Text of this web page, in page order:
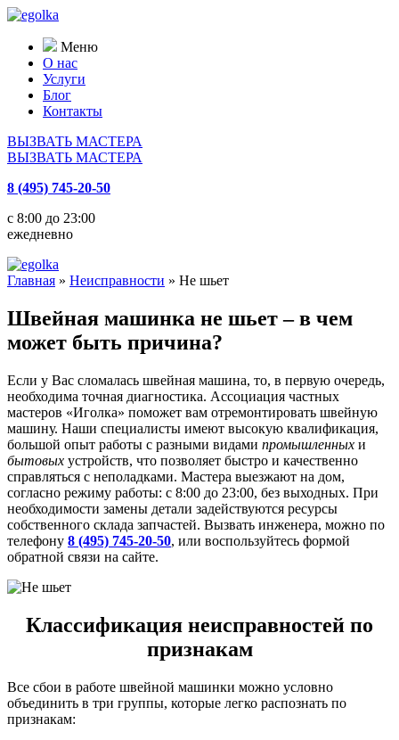
Меню
О нас
Услуги
Блог
Контакты
ВЫЗВАТЬ МАСТЕРА
ВЫЗВАТЬ МАСТЕРА
8 (495) 745-20-50
с 8:00 до 23:00
ежедневно
Главная » Неисправности » Не шьет
Швейная машинка не шьет – в чем
может быть причина?
Если у Вас сломалась швейная машина, то, в первую очередь,
необходима точная диагностика. Ассоциация частных
мастеров «Иголка» поможет вам отремонтировать швейную
машину. Наши специалисты имеют высокую квалификация,
большой опыт работы с разными видами промышленных и
бытовых устройств, что позволяет быстро и качественно
справляться с неполадками. Мастера выезжают на дом,
согласно режиму работы: с 8:00 до 23:00, без выходных. При
необходимости замены детали задействуются ресурсы
собственного склада запчастей. Вызвать инженера, можно по
телефону 8 (495) 745-20-50, или воспользуйтесь формой
обратной связи на сайте.
Классификация неисправностей по
признакам
Все сбои в работе швейной машинки можно условно
объединить в три группы, которые легко распознать по
признакам: